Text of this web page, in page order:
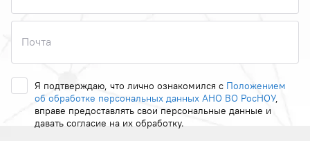
Почта
Я подтверждаю, что лично ознакомился с Положением
об обработке персональных данных АНО ВО РосНОУ,
вправе предоставлять свои персональные данные и
давать согласие на их обработку.